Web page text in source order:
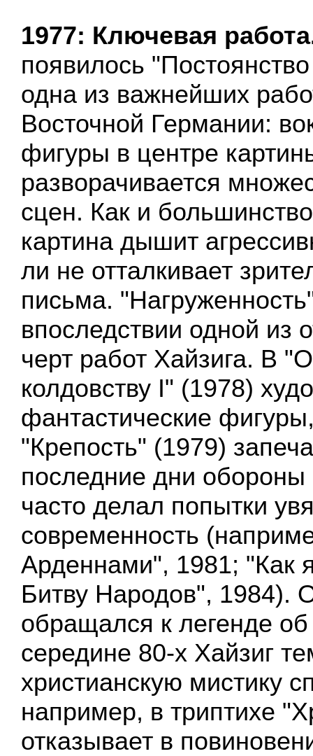
1977: Ключевая
появилось
одна из важнейших
Восточной Германии:
фигуры в центре
разворачивается
сцен. Как и
картина дышит
ли не отталкивает
письма.
впоследствии одной из
черт работ Хайзига. В
колдовству I" (1978)
фантастические
"Крепость" (1979)
последние дни обороны
часто делал попытки
современность
Арденнами", 1981; "Как
Битву Народов", 1984).
обращался к легенде
середине 80-х Хайзиг
христианскую мистику
например, в триптихе
отказывает в